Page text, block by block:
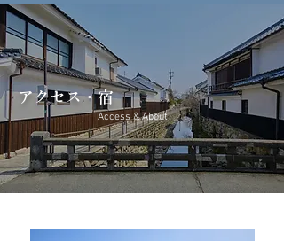
​アクセス・宿
Access & About